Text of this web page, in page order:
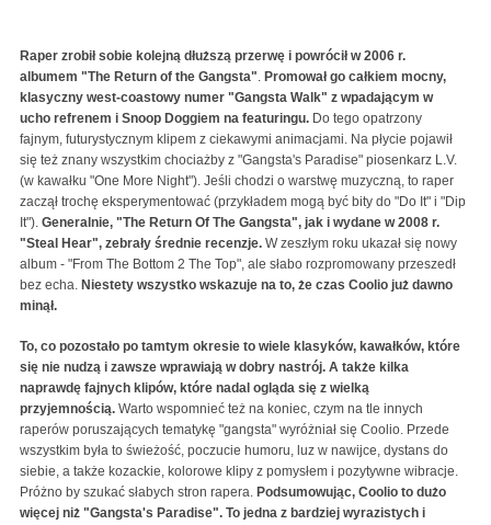
Raper zrobił sobie kolejną dłuższą przerwę i powrócił w 2006 r.
albumem "The Return of the Gangsta". Promował go całkiem mocny,
klasyczny west-coastowy numer "Gangsta Walk" z wpadającym w
ucho refrenem i Snoop Doggiem na featuringu. Do tego opatrzony
fajnym, futurystycznym klipem z ciekawymi animacjami. Na płycie pojawił
się też znany wszystkim chociażby z "Gangsta's Paradise" piosenkarz L.V.
(w kawałku "One More Night"). Jeśli chodzi o warstwę muzyczną, to raper
zaczął trochę eksperymentować (przykładem mogą być bity do "Do It" i "Dip
It"). Generalnie, "The Return Of The Gangsta", jak i wydane w 2008 r.
"Steal Hear", zebrały średnie recenzje. W zeszłym roku ukazał się nowy
album - "From The Bottom 2 The Top", ale słabo rozpromowany przeszedł
bez echa. Niestety wszystko wskazuje na to, że czas Coolio już dawno
minął.
To, co pozostało po tamtym okresie to wiele klasyków, kawałków, które
się nie nudzą i zawsze wprawiają w dobry nastrój. A także kilka
naprawdę fajnych klipów, które nadal ogląda się z wielką
przyjemnością. Warto wspomnieć też na koniec, czym na tle innych
raperów poruszających tematykę "gangsta" wyróżniał się Coolio. Przede
wszystkim była to świeżość, poczucie humoru, luz w nawijce, dystans do
siebie, a także kozackie, kolorowe klipy z pomysłem i pozytywne wibracje.
Próżno by szukać słabych stron rapera. Podsumowując, Coolio to dużo
więcej niż "Gangsta's Paradise". To jedna z bardziej wyrazistych i